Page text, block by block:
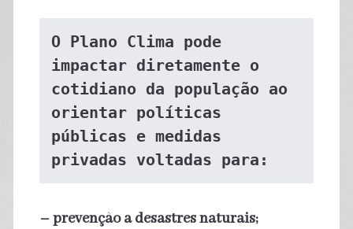
O Plano Clima pode
impactar diretamente o
cotidiano da população ao
orientar políticas
públicas e medidas
privadas voltadas para:
– prevenção a desastres naturais;